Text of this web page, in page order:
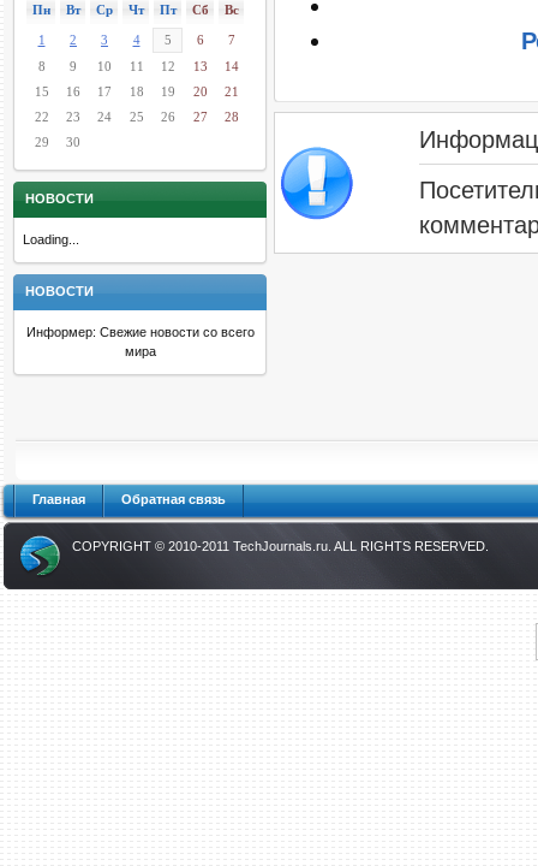
Пн Вт Ср Чт Пт Сб Вс
1 2 3 4 5 6
7
8
9 10 11 12 13
14
15
16 17 18 19 20
21
22
23 24 25 26 27
28
29
30
НОВОСТИ
Loading...
НОВОСТИ
Информер: Свежие новости со всего
мира
Главная Обратная связь
COPYRIGHT © 2010-2011 TechJournals.ru . ALL RIGHTS RESERVED.